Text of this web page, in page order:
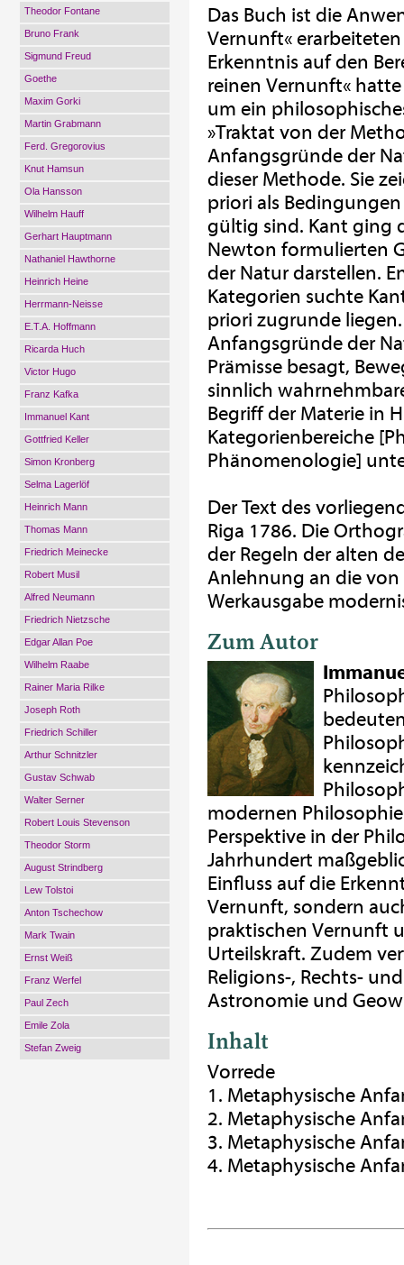
Theodor Fontane
Bruno Frank
Sigmund Freud
Goethe
Maxim Gorki
Martin Grabmann
Ferd. Gregorovius
Knut Hamsun
Ola Hansson
Wilhelm Hauff
Gerhart Hauptmann
Nathaniel Hawthorne
Heinrich Heine
Herrmann-Neisse
E.T.A. Hoffmann
Ricarda Huch
Victor Hugo
Franz Kafka
Immanuel Kant
Gottfried Keller
Simon Kronberg
Selma Lagerlöf
Heinrich Mann
Thomas Mann
Friedrich Meinecke
Robert Musil
Alfred Neumann
Friedrich Nietzsche
Edgar Allan Poe
Wilhelm Raabe
Rainer Maria Rilke
Joseph Roth
Friedrich Schiller
Arthur Schnitzler
Gustav Schwab
Walter Serner
Robert Louis Stevenson
Theodor Storm
August Strindberg
Lew Tolstoi
Anton Tschechow
Mark Twain
Ernst Weiß
Franz Werfel
Paul Zech
Emile Zola
Stefan Zweig
Das Buch ist die
Vernunft«
Erkenntnis auf den
reinen Vernunft«
um ein
»Traktat von der
Anfangsgründe der
dieser Methode. Sie
priori als
gültig sind. Kant ging
Newton formulierten
der Natur darstellen.
Kategorien suchte
priori zugrunde
Anfangsgründe der
Prämisse besagt,
sinnlich
Begriff der Materie in
Kategorienbereiche
Phänomenologie]
Der Text des
Riga 1786. Die
der Regeln der alten
Anlehnung an die von
Werkausgabe
Zum Autor
modernen
Perspektive in der
Jahrhundert
Einfluss auf die
Vernunft, sondern
praktischen Vernunft
Urteilskraft. Zudem
Religions-, Rechts-
Astronomie und
Inhalt
Vorrede
1. Metaphysische
2. Metaphysische
3. Metaphysische
4. Metaphysische